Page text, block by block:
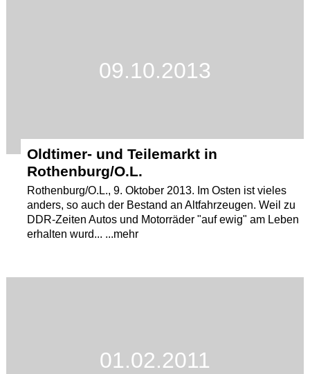
09.10.2013
Oldtimer- und Teilemarkt in
Rothenburg/O.L.
Rothenburg/O.L., 9. Oktober 2013. Im Osten ist vieles
anders, so auch der Bestand an Altfahrzeugen. Weil zu
DDR-Zeiten Autos und Motorräder "auf ewig" am Leben
erhalten wurd... ...mehr
01.02.2011